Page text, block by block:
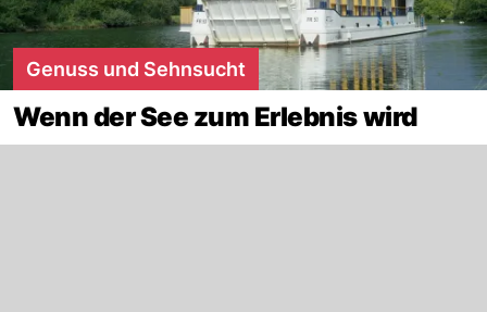
Genuss und Sehnsucht
Wenn der See zum Erlebnis wird